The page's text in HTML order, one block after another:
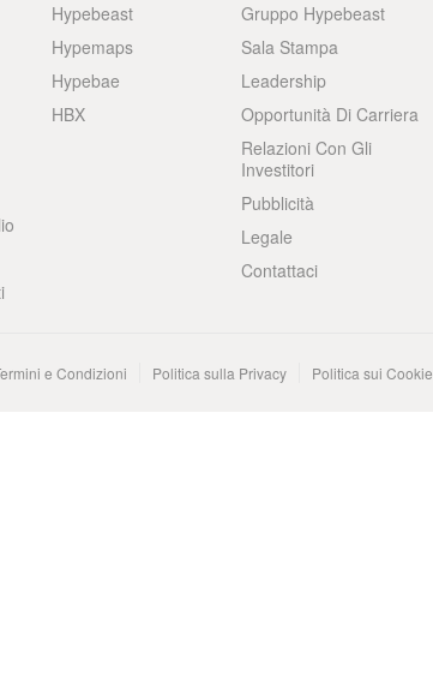
Hypebeast
Hypemaps
Hypebae
HBX
Gruppo Hypebeast
Sala Stampa
Leadership
Opportunità Di Carriera
Relazioni Con Gli
Investitori
Pubblicità
Legale
Contattaci
e Condizioni Politica sulla Privacy Politica sui Cookie